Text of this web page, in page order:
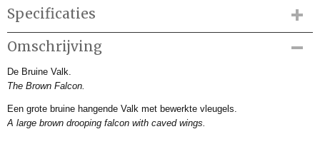
Specificaties
Productcode
HWV224501
Productcode leverancier
HWV224501
Afmetingen (l,b,h)
13,50 x 0 x 0 cm
Omschrijving
De Bruine Valk.
The Brown Falcon.
Een grote bruine hangende Valk met bewerkte vleugels.
A large brown drooping falcon with caved wings.